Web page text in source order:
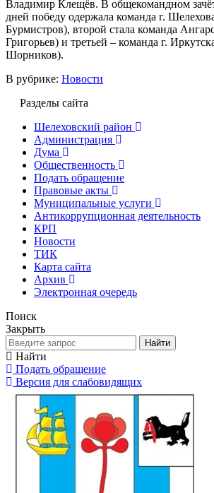
Владимир Клещёв. В общекомандном
дней победу одержала команда г.
Бурмистров), второй стала команда
Григорьев) и третьей – команда г.
Шорников).
В рубрике: Новости
Разделы сайта
Шелеховский район
Администрация
Дума
Общественность
Подать обращение
Правовые акты
Муниципальные услуги
Антикоррупционная деятельность
КРП
Новости
ТИК
Карта сайта
Архив
Электронная очередь
Поиск
Закрыть
Найти
Найти
Подать обращение
Версия для слабовидящих